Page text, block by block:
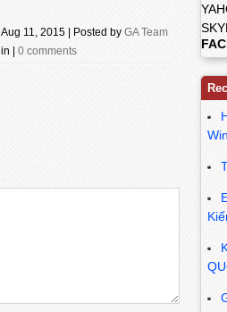
Aug 11, 2015 | Posted by GA Team
in | 0 comments